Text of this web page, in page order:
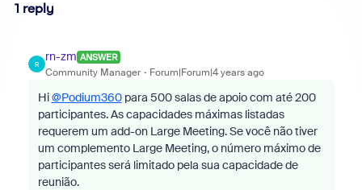
1 reply
R
rn-zm ANSWER
Community Manager Forum|Forum|4 years ago
Hi@Podium360para 500 salas de apoio com até 200
participantes. As capacidades máximas listadas
requerem um add-on Large Meeting. Se você não tiver
um complemento Large Meeting, o número máximo de
participantes será limitado pela sua capacidade de
reunião.